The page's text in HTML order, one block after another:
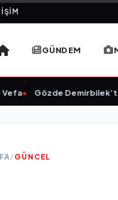
GÜNDEM
Gözde Demirbilek’ten
/GÜNCEL